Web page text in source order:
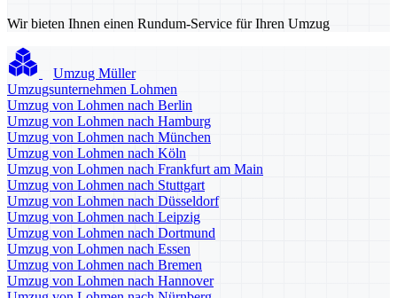
Wir bieten Ihnen einen Rundum-Service für Ihren Umzug
Umzug Müller
Umzugsunternehmen Lohmen
Umzug von Lohmen nach Berlin
Umzug von Lohmen nach Hamburg
Umzug von Lohmen nach München
Umzug von Lohmen nach Köln
Umzug von Lohmen nach Frankfurt am Main
Umzug von Lohmen nach Stuttgart
Umzug von Lohmen nach Düsseldorf
Umzug von Lohmen nach Leipzig
Umzug von Lohmen nach Dortmund
Umzug von Lohmen nach Essen
Umzug von Lohmen nach Bremen
Umzug von Lohmen nach Hannover